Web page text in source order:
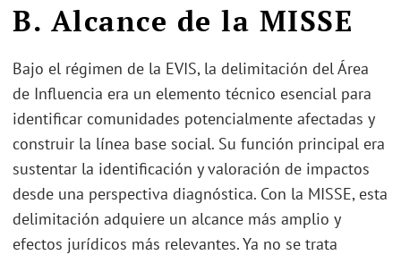
B. Alcance de la MISSE
Bajo el régimen de la EVIS, la delimitación del Área
de Influencia era un elemento técnico esencial para
identificar comunidades potencialmente afectadas y
construir la línea base social. Su función principal era
sustentar la identificación y valoración de impactos
desde una perspectiva diagnóstica. Con la MISSE, esta
delimitación adquiere un alcance más amplio y
efectos jurídicos más relevantes. Ya no se trata